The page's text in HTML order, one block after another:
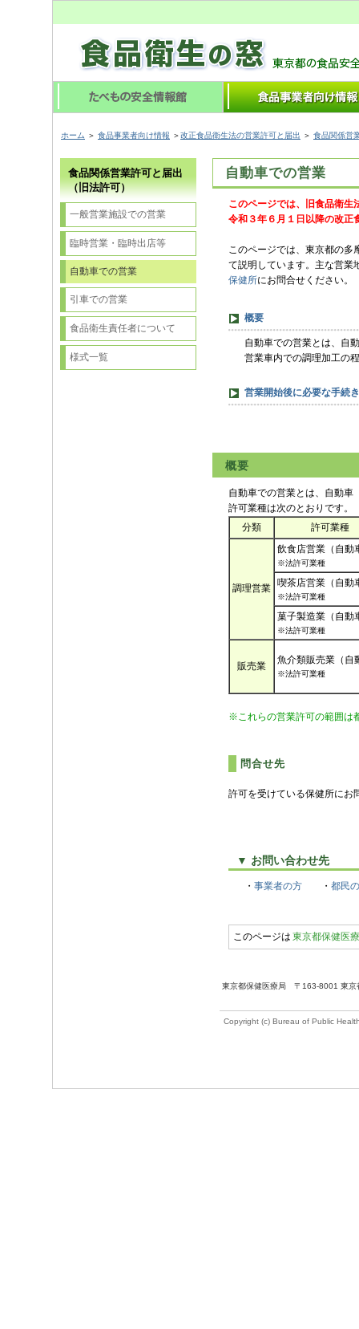
ホーム ＞ 食品事業者向け情報 ＞改正食品衛生法の営業許可と届出 ＞ 食品関係営
食品関係営業許可と届出
（旧法許可）
一般営業施設での営業
臨時営業・臨時出店等
自動車での営業
引車での営業
食品衛生責任者について
様式一覧
自動車での営業
このページでは、旧食品衛生
令和３年６月１日以降の改正
このページでは、東京都の多
て説明しています。主な営業
保健所にお問合せください。
概要
自動車での営業とは、自
営業車内での調理加工の
営業開始後に必要な手続き
概要
自動車での営業とは、自動車
許可業種は次のとおりです。
分類
許可業種
調理営業
飲食店営業（自動
※法許可業種
喫茶店営業（自動
※法許可業種
菓子製造業（自動
※法許可業種
販売業
魚介類販売業（自
※法許可業種
※これらの営業許可の範囲は
問合せ先
許可を受けている保健所にお
▼ お問い合わせ先
・ 事業者の方 ・ 都民
このページは 東京都保健医
東京都保健医療局 〒163-8001 東京
Copyright (c) Bureau of Public